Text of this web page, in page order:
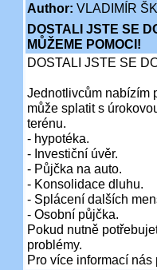
Author: VLADIMÍR
DOSTALI JSTE SE
MŮŽEME POMOCI!
DOSTALI JSTE SE
Jednotlivcům nabízím
může splatit s
terénu.
- hypotéka.
- Investiční úvěr.
- Půjčka na auto.
- Konsolidace dluhu.
- Splácení dalších
- Osobní půjčka.
Pokud nutně
problémy.
Pro více informací nás